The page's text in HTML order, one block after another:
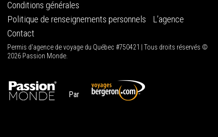
Conditions générales
Politique de renseignements personnels
L’agence
Contact
Permis d'agence de voyage du Québec #750421 | Tous droits réservés ©
2026 Passion Monde.
Par